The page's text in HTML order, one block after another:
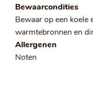
Bewaarcondities
Bewaar op een koele
warmtebronnen en
Allergenen
Noten